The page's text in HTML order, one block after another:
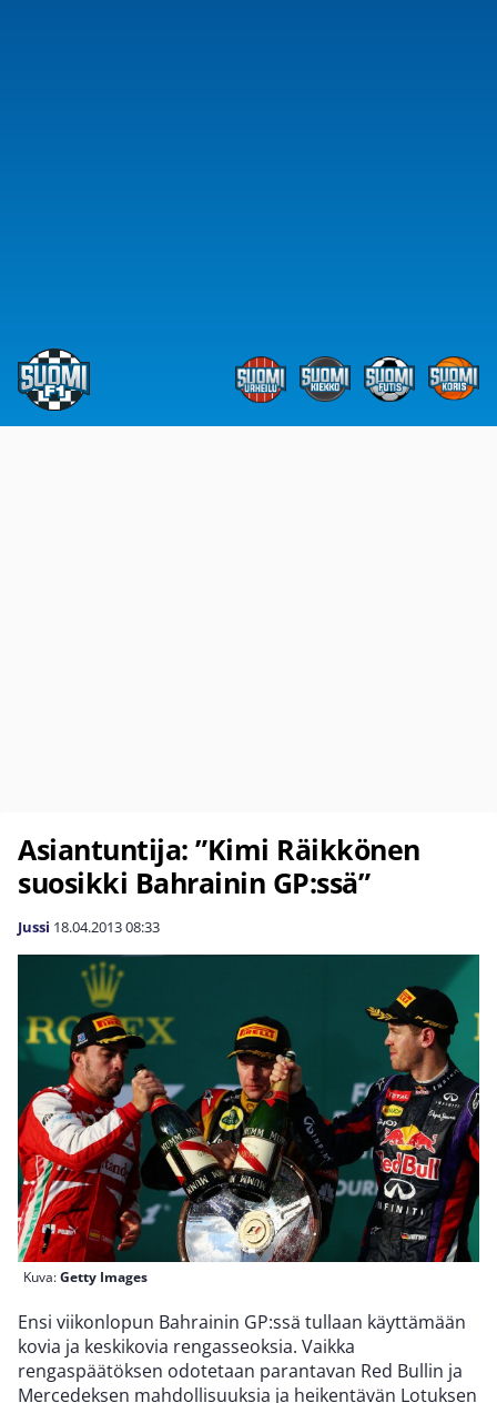
Asiantuntija: ”Kimi Räikkönen
suosikki Bahrainin GP:ssä”
Jussi 18.04.201308:33
Kuva:Getty Images
Ensi viikonlopun Bahrainin GP:ssä tullaan käyttämään
kovia ja keskikovia rengasseoksia. Vaikka
rengaspäätöksen odotetaan parantavan Red Bullin ja
Mercedeksen mahdollisuuksia ja heikentävän Lotuksen